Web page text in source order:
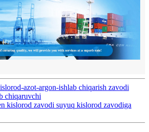
azot-argon-ishlab chiqarish zavodi
chiqaruvchi
kislorod zavodi suyuq kislorod zavodiga